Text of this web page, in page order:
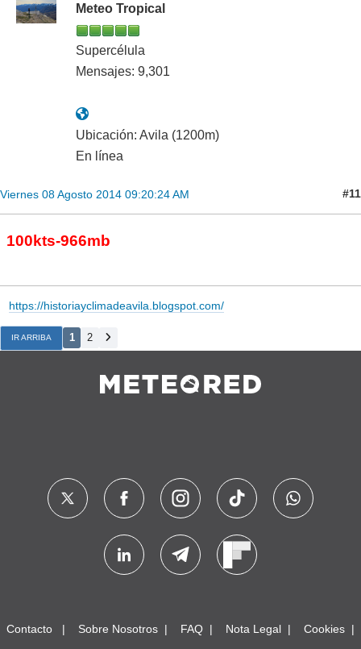
Meteo Tropical
Supercélula
Mensajes: 9,301
Ubicación: Avila (1200m)
En línea
Viernes 08 Agosto 2014 09:20:24 AM #11
100kts-966mb
https://historiayclimadeavila.blogspot.com/
IR ARRIBA 1 2
Contacto Sobre Nosotros FAQ Nota Legal Cookies